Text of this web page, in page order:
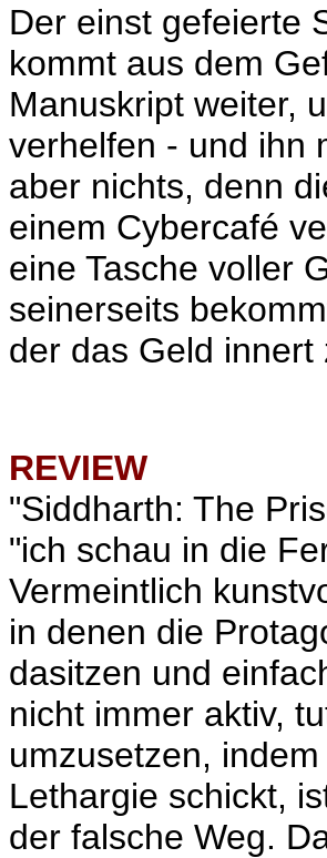
Der einst gefeierte
kommt aus dem
Manuskript weiter,
verhelfen - und ihn
aber nichts, denn
einem Cybercafé
eine Tasche voller
seinerseits
der das Geld innert
REVIEW
"Siddharth: The
"ich schau in die
Vermeintlich
in denen die
dasitzen und
nicht immer aktiv,
umzusetzen,
Lethargie schickt,
der falsche Weg.